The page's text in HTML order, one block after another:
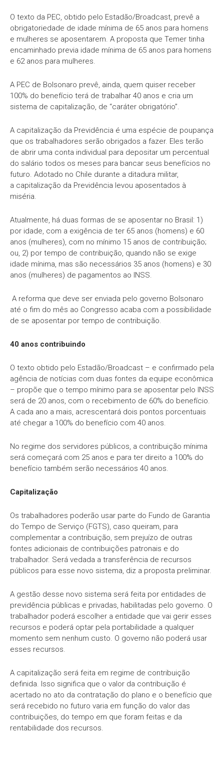
O texto da PEC, obtido pelo Estadão/Broadcast, prevê a
obrigatoriedade de idade mínima de 65 anos para homens
e mulheres se aposentarem. A proposta que Temer tinha
encaminhado previa idade mínima de 65 anos para homens
e 62 anos para mulheres.
A PEC de Bolsonaro prevê, ainda, quem quiser receber
100% do benefício terá de trabalhar 40 anos e cria um
sistema de capitalização, de “caráter obrigatório”.
A capitalização da Previdência é uma espécie de poupança
que os trabalhadores serão obrigados a fazer. Eles terão
de abrir uma conta individual para depositar um percentual
do salário todos os meses para bancar seus benefícios no
futuro. Adotado no Chile durante a ditadura militar,
a capitalização da Previdência levou aposentados à
miséria.
Atualmente, há duas formas de se aposentar no Brasil: 1)
por idade, com a exigência de ter 65 anos (homens) e 60
anos (mulheres), com no mínimo 15 anos de contribuição;
ou, 2) por tempo de contribuição, quando não se exige
idade mínima, mas são necessários 35 anos (homens) e 30
anos (mulheres) de pagamentos ao INSS.
A reforma que deve ser enviada pelo governo Bolsonaro
até o fim do mês ao Congresso acaba com a possibilidade
de se aposentar por tempo de contribuição.
40 anos contribuindo
O texto obtido pelo Estadão/Broadcast – e confirmado pela
agência de notícias com duas fontes da equipe econômica
– propõe que o tempo mínimo para se aposentar pelo INSS
será de 20 anos, com o recebimento de 60% do benefício.
A cada ano a mais, acrescentará dois pontos porcentuais
até chegar a 100% do benefício com 40 anos.
No regime dos servidores públicos, a contribuição mínima
será começará com 25 anos e para ter direito a 100% do
benefício também serão necessários 40 anos.
Capitalização
Os trabalhadores poderão usar parte do Fundo de Garantia
do Tempo de Serviço (FGTS), caso queiram, para
complementar a contribuição, sem prejuízo de outras
fontes adicionais de contribuições patronais e do
trabalhador. Será vedada a transferência de recursos
públicos para esse novo sistema, diz a proposta preliminar.
A gestão desse novo sistema será feita por entidades de
previdência públicas e privadas, habilitadas pelo governo. O
trabalhador poderá escolher a entidade que vai gerir esses
recursos e poderá optar pela portabilidade a qualquer
momento sem nenhum custo. O governo não poderá usar
esses recursos.
A capitalização será feita em regime de contribuição
definida. Isso significa que o valor da contribuição é
acertado no ato da contratação do plano e o benefício que
será recebido no futuro varia em função do valor das
contribuições, do tempo em que foram feitas e da
rentabilidade dos recursos.